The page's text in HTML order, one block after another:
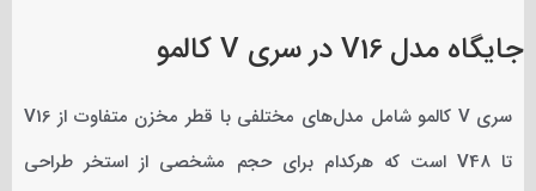
جایگاه مدل V16 در سری V کالمو
سری V کالمو شامل مدل‌های مختلفی با قطر مخزن متفاوت از V16
تا V48 است که هرکدام برای حجم مشخصی از استخر طراحی